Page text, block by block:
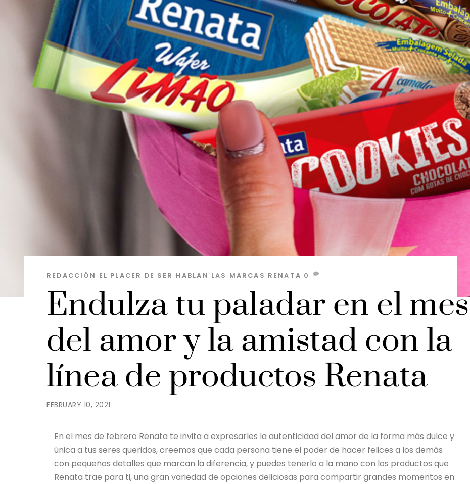
FEBRUARY 10, 2021
Endulza tu paladar en el mes
del amor y la amistad con la
línea de productos Renata
REDACCIÓN EL PLACER DE SER HABLAN LAS MARCAS RENATA 0
En el mes de febrero Renata te invita a expresarles la autenticidad del amor de la forma más dulce y
única a tus seres queridos, creemos que cada persona tiene el poder de hacer felices a los demás
con pequeños detalles que marcan la diferencia, y puedes tenerlo a la mano con los productos que
Renata trae para ti, una gran variedad de opciones deliciosas para compartir grandes momentos en